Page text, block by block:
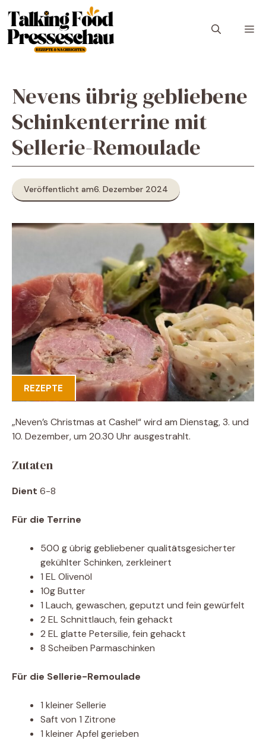
Inhalt
springen
Nevens übrig gebliebene
Schinkenterrine mit
Sellerie-Remoulade
Veröffentlicht am6. Dezember 2024
REZEPTE
„Neven’s Christmas at Cashel“ wird am Dienstag, 3. und
10. Dezember, um 20.30 Uhr ausgestrahlt.
Zutaten
Dient 6-8
Für die Terrine
500 g übrig gebliebener qualitätsgesicherter
gekühlter Schinken, zerkleinert
1 EL Olivenöl
10g Butter
1 Lauch, gewaschen, geputzt und fein gewürfelt
2 EL Schnittlauch, fein gehackt
2 EL glatte Petersilie, fein gehackt
8 Scheiben Parmaschinken
Für die Sellerie-Remoulade
1 kleiner Sellerie
Saft von 1 Zitrone
1 kleiner Apfel gerieben